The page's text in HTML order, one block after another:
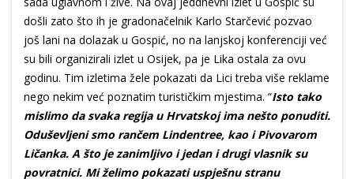
došli zato što ih je gradonačelnik Karlo Starčević pozvao
još lani na dolazak u Gospić, no na lanjskoj konferenciji već
su bili organizirali izlet u Osijek, pa je Lika ostala za ovu
godinu. Tim izletima žele pokazati da Lici treba više reklame
nego nekim već poznatim turističkim mjestima. “Isto tako
mislimo da svaka regija u Hrvatskoj ima nešto ponuditi.
Oduševljeni smo rančem Lindentree, kao i Pivovarom
Ličanka. A što je zanimljivo i jedan i drugi vlasnik su
povratnici. Mi želimo pokazati uspješnu stranu